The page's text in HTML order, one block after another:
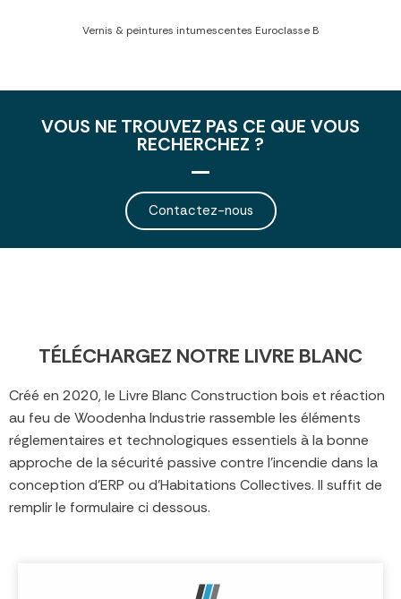
Vernis & peintures intumescentes Euroclasse B
VOUS NE TROUVEZ PAS CE QUE VOUS
RECHERCHEZ ?
Contactez-nous
TÉLÉCHARGEZ NOTRE LIVRE BLANC
Créé en 2020, le Livre Blanc Construction bois et réaction
au feu de Woodenha Industrie rassemble les éléments
réglementaires et technologiques essentiels à la bonne
approche de la sécurité passive contre l’incendie dans la
conception d’ERP ou d’Habitations Collectives. Il suffit de
remplir le formulaire ci dessous.